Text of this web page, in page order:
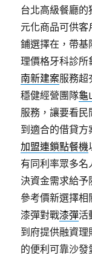
台北高級餐廳
元化商品可供客
鋪選擇在，帶
理價格牙科診所
南新建案服務超
穩健經營團隊龜
服務，讓要看
到適合的借貸
加盟連鎖點餐機
有同利率眾多名
決資金需求給
參考價新選擇
漆彈對戰漆彈活
到府提供融資理
的便利可靠沙